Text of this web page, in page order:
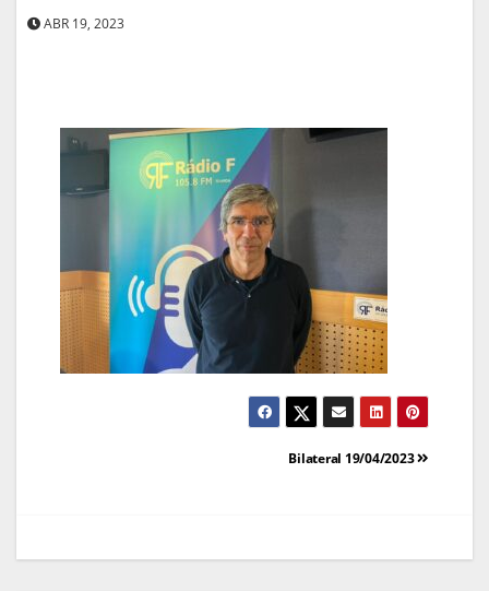
ABR 19, 2023
Bilateral 19/04/2023